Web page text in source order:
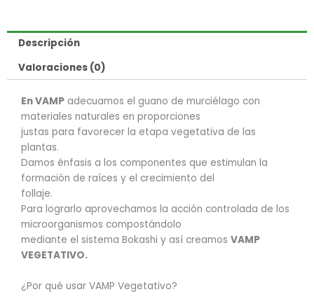
Descripción
Valoraciones (0)
En VAMP adecuamos el guano de murciélago con
materiales naturales en proporciones
justas para favorecer la etapa vegetativa de las
plantas.
Damos énfasis a los componentes que estimulan la
formación de raíces y el crecimiento del
follaje.
Para lograrlo aprovechamos la acción controlada de los
microorganismos compostándolo
mediante el sistema Bokashi y así creamos VAMP
VEGETATIVO.
¿Por qué usar VAMP Vegetativo?